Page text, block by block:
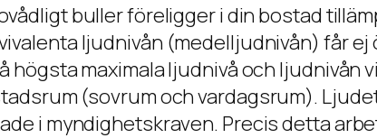
buller föreligger i din bostad
ljudnivån (medelljudnivån) får
högsta maximala ljudnivå och ljudnivån
(sovrum och vardagsrum).
i myndighetskraven. Precis detta